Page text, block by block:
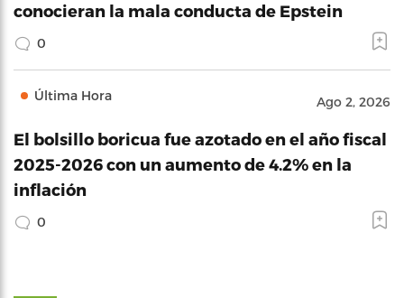
conocieran la mala conducta de Epstein
0
Última Hora Ago 2, 2026
El bolsillo boricua fue azotado en el año fiscal
2025-2026 con un aumento de 4.2% en la
inflación
0